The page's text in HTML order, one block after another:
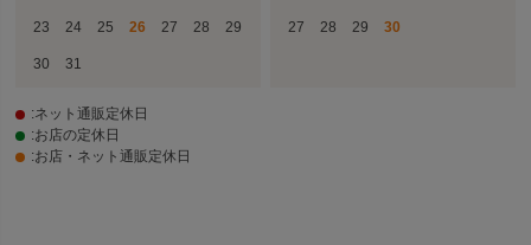
23 24 25 26 27 28 29
30 31
27 28 29 30
:ネット通販定休日
:お店の定休日
:お店・ネット通販定休日